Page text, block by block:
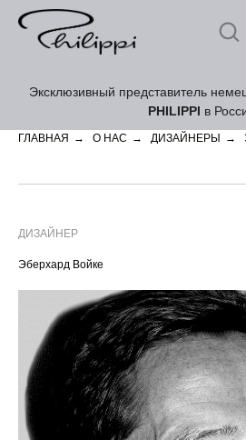
Эксклюзивный представитель
PHILIPPI в
ГЛАВНАЯ → О НАС → ДИЗАЙНЕРЫ →
ДИЗАЙНЕР
Эберхард Войке